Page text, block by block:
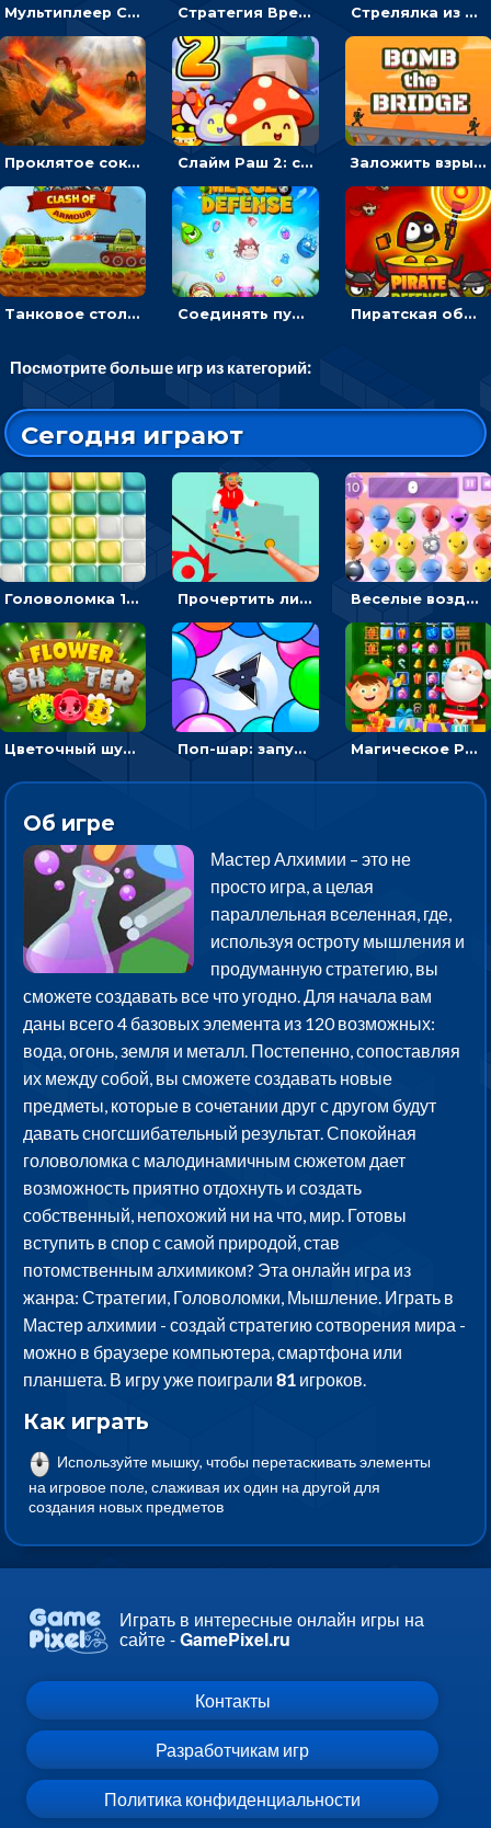
Мультиплеер Столкновение орков: направлять воинов, чтобы покорять башню противника Стратегия Время Хаоса: расставлять воинов или защищать королевство Стрелялка из лука Часовой страж: целиться и бить стрелами по скелетам
Проклятое сокровище: расставляй оборону, чтобы защищать камни – стратегия Слайм Раш 2: ставить оборону, чтобы побеждать захватчиков - для мальчиков Заложить взрывчатку, чтобы подорвать мост – военная стратегия
Танковое столкновение: запускать танки или захватывать базу противника – стратегия Соединять пушки, чтобы уничтожать монстров - стратегия Пиратская оборона: расставлять воинов, чтобы уничтожать нападающих - стратегия
Посмотрите больше игр из категорий:
Сегодня играют
Головоломка 10х10 Прочертить линию, чтобы проехать на скейте, через преграды к финишу - для мальчиков Веселые воздушные шары: соедини одноцветные в линию
Цветочный шутер: стрелять пчелками по цветам Поп-шар: запускать колючку, чтобы лопать воздушные шарики Магическое Рождество: соедини три в ряд и выполни задание
Об игре
Мастер Алхимии – это не
просто игра, а целая
параллельная вселенная, где,
используя остроту мышления и
продуманную стратегию, вы
сможете создавать все что угодно. Для начала вам
даны всего 4 базовых элемента из 120 возможных:
вода, огонь, земля и металл. Постепенно, сопоставляя
их между собой, вы сможете создавать новые
предметы, которые в сочетании друг с другом будут
давать сногсшибательный результат. Спокойная
головоломка с малодинамичным сюжетом дает
возможность приятно отдохнуть и создать
собственный, непохожий ни на что, мир. Готовы
вступить в спор с самой природой, став
потомственным алхимиком? Эта онлайн игра из
жанра: Стратегии, Головоломки, Мышление. Играть в
Мастер алхимии - создай стратегию сотворения мира -
можно в браузере компьютера, смартфона или
планшета. В игру уже поиграли81 игроков.
Как играть
Используйте мышку, чтобы перетаскивать элементы
на игровое поле, слаживая их один на другой для
создания новых предметов
Играть в интересные онлайн игры на
сайте -GamePixel.ru
Контакты
Разработчикам игр
Политика конфиденциальности